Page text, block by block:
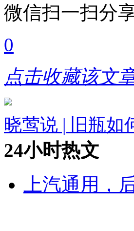
微信扫一扫分
0
点击收藏该文
晓莺说 | 旧瓶如
24小时热文
上汽通用，